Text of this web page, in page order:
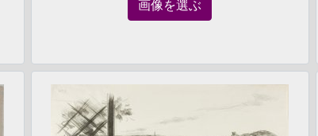
画像を選ぶ